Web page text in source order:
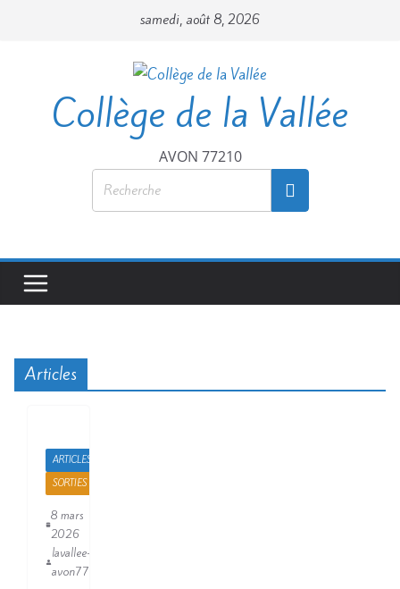
samedi, août 8, 2026
Collège de la Vallée
AVON 77210
Articles
ARTICLES
SORTIES
8 mars
2026
lavallee-
avon77